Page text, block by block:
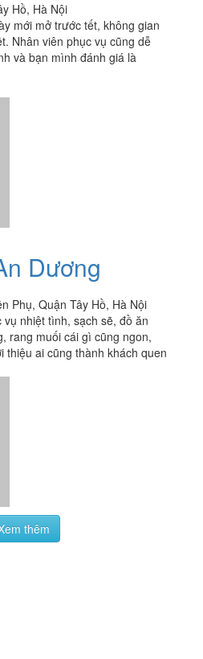
Hồ, Hà Nội
mới mở trước tết, không gian
Nhân viên phục vụ cũng dễ
và bạn mình đánh giá là
Dương
Phụ, Quận Tây Hồ, Hà Nội
vụ nhiệt tình, sạch sẽ, đồ ăn
rang muối cái gì cũng ngon,
thiệu ai cũng thành khách quen
thêm